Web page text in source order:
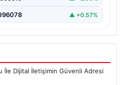
▲ +0.57%
İle Dijital İletişimin Güvenli Adresi